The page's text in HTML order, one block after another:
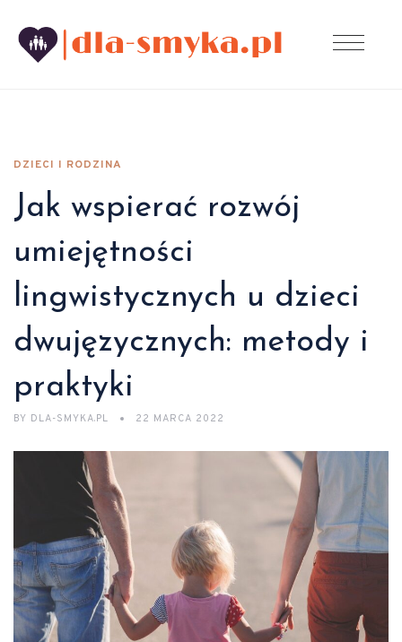
DZIECI I RODZINA
Jak wspierać rozwój
umiejętności
lingwistycznych u dzieci
dwujęzycznych: metody i
praktyki
BY DLA-SMYKA.PL 22 MARCA 2022